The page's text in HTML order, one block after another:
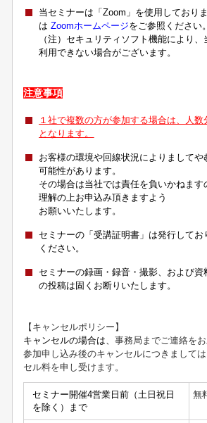
当セミナーは「Zoom」を使用しており
はZoomホームページをご参照ください。
（注）セキュリティソフト機能により、
利用できない場合がございます。
注意事項
１社で複数の方が参加する場合は、人
となります。
お客様の環境や回線状況によりましてや
可能性があります。
その場合は当社では責任を負いかねま
理解の上お申込み頂きますよう
お願いいたします。
セミナーの「受講証明書」は発行して
ください。
セミナーの録画・録音・撮影、および
の投稿は固くお断りいたします。
【キャンセルポリシー】
キャンセルの場合は、事務局までご連絡をお
参加申し込み後のキャンセルにつきまして
セル料を申し受けます。
セミナー開催4営業日前（土日祝日
を除く）まで
無